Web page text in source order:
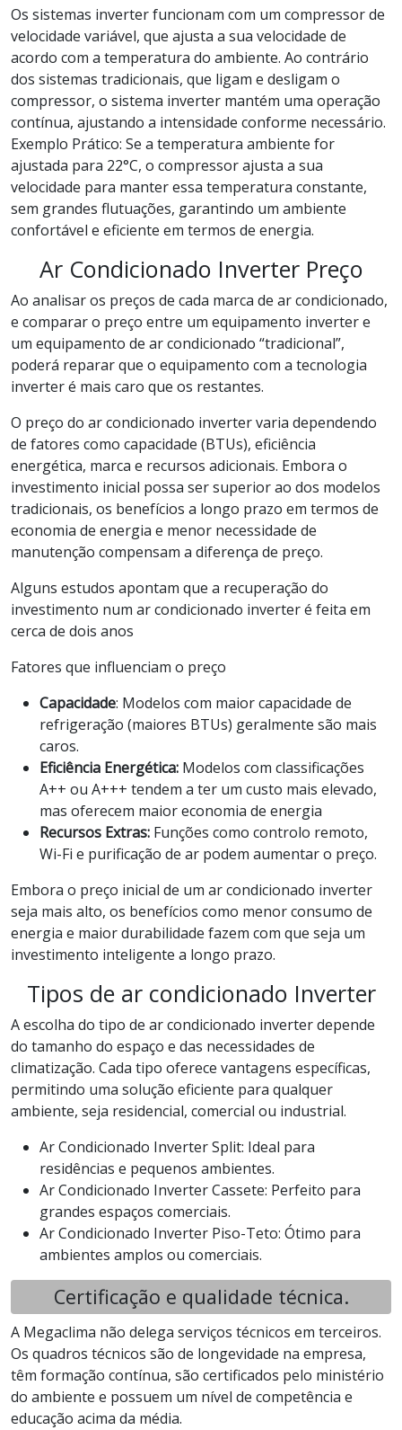
Os sistemas inverter funcionam com um compressor de
velocidade variável, que ajusta a sua velocidade de
acordo com a temperatura do ambiente. Ao contrário
dos sistemas tradicionais, que ligam e desligam o
compressor, o sistema inverter mantém uma operação
contínua, ajustando a intensidade conforme necessário.
Exemplo Prático: Se a temperatura ambiente for
ajustada para 22°C, o compressor ajusta a sua
velocidade para manter essa temperatura constante,
sem grandes flutuações, garantindo um ambiente
confortável e eficiente em termos de energia.
Ar Condicionado Inverter Preço
Ao analisar os preços de cada marca de ar condicionado,
e comparar o preço entre um equipamento inverter e
um equipamento de ar condicionado “tradicional”,
poderá reparar que o equipamento com a tecnologia
inverter é mais caro que os restantes.
O preço do ar condicionado inverter varia dependendo
de fatores como capacidade (BTUs), eficiência
energética, marca e recursos adicionais. Embora o
investimento inicial possa ser superior ao dos modelos
tradicionais, os benefícios a longo prazo em termos de
economia de energia e menor necessidade de
manutenção compensam a diferença de preço.
Alguns estudos apontam que a recuperação do
investimento num ar condicionado inverter é feita em
cerca de dois anos
Fatores que influenciam o preço
Capacidade: Modelos com maior capacidade de
refrigeração (maiores BTUs) geralmente são mais
caros.
Eficiência Energética: Modelos com classificações
A++ ou A+++ tendem a ter um custo mais elevado,
mas oferecem maior economia de energia
Recursos Extras: Funções como controlo remoto,
Wi-Fi e purificação de ar podem aumentar o preço.
Embora o preço inicial de um ar condicionado inverter
seja mais alto, os benefícios como menor consumo de
energia e maior durabilidade fazem com que seja um
investimento inteligente a longo prazo.
Tipos de ar condicionado Inverter
A escolha do tipo de ar condicionado inverter depende
do tamanho do espaço e das necessidades de
climatização. Cada tipo oferece vantagens específicas,
permitindo uma solução eficiente para qualquer
ambiente, seja residencial, comercial ou industrial.
Ar Condicionado Inverter Split: Ideal para
residências e pequenos ambientes.
Ar Condicionado Inverter Cassete: Perfeito para
grandes espaços comerciais.
Ar Condicionado Inverter Piso-Teto: Ótimo para
ambientes amplos ou comerciais.
Certificação e qualidade técnica.
A Megaclima não delega serviços técnicos em terceiros.
Os quadros técnicos são de longevidade na empresa,
têm formação contínua, são certificados pelo ministério
do ambiente e possuem um nível de competência e
educação acima da média.